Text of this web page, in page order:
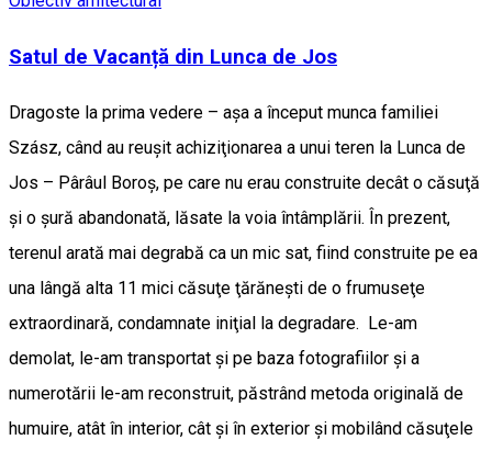
Satul de Vacanță din Lunca de Jos
Dragoste la prima vedere – aşa a început munca familiei
Szász, când au reuşit achiziţionarea a unui teren la Lunca de
Jos – Pârâul Boroş, pe care nu erau construite decât o căsuţă
şi o şură abandonată, lăsate la voia întâmplării. În prezent,
terenul arată mai degrabă ca un mic sat, fiind construite pe ea
una lângă alta 11 mici căsuţe ţărăneşti de o frumuseţe
extraordinară, condamnate iniţial la degradare. Le-am
demolat, le-am transportat şi pe baza fotografiilor şi a
numerotării le-am reconstruit, păstrând metoda originală de
humuire, atât în interior, cât şi în exterior şi mobilând căsuţele